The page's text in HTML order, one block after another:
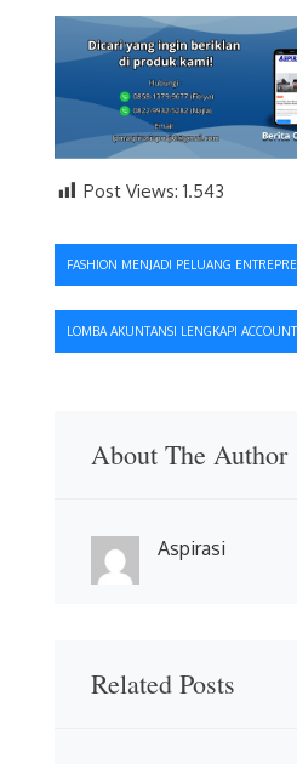
Post Views: 1.543
Navigasi
pos
FASHION MENJADI PELUANG
LOMBA AKUNTANSI LENGKAPI
About The Author
Aspirasi
Related Posts